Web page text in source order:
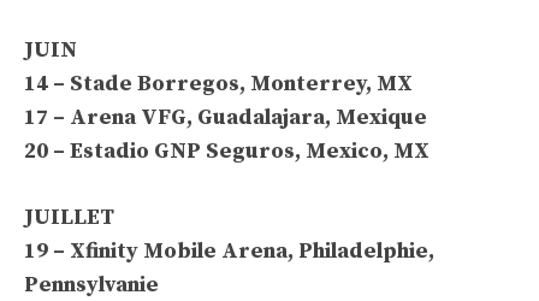
JUIN
14 – Stade Borregos, Monterrey, MX
17 – Arena VFG, Guadalajara, Mexique
20 – Estadio GNP Seguros, Mexico, MX
JUILLET
19 – Xfinity Mobile Arena, Philadelphie,
Pennsylvanie